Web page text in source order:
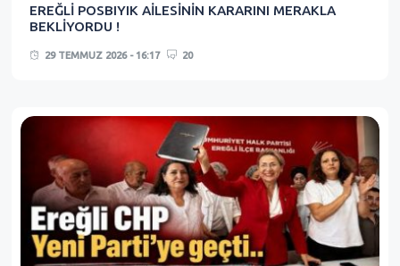
EREĞLİ POSBIYIK AİLESİNİN KARARINI MERAKLA
BEKLİYORDU !
29 TEMMUZ 2026 - 16:17 20